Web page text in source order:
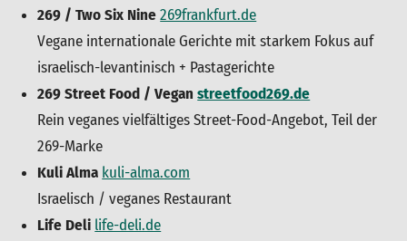
269 / Two Six Nine269frankfurt.de
Vegane internationale Gerichte mit starkem Fokus auf
israelisch-levantinisch + Pastagerichte
269 Street Food / Veganstreetfood269.de
Rein veganes vielfältiges Street-Food-Angebot, Teil der
269-Marke
Kuli Alma kuli-alma.com
Israelisch / veganes Restaurant
Life Deli life-deli.de